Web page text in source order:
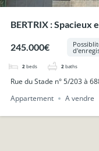
BERTRIX :
245.000€
2 beds 2 baths
Rue du Stade n° 5/203 à
Appartement
A vendre